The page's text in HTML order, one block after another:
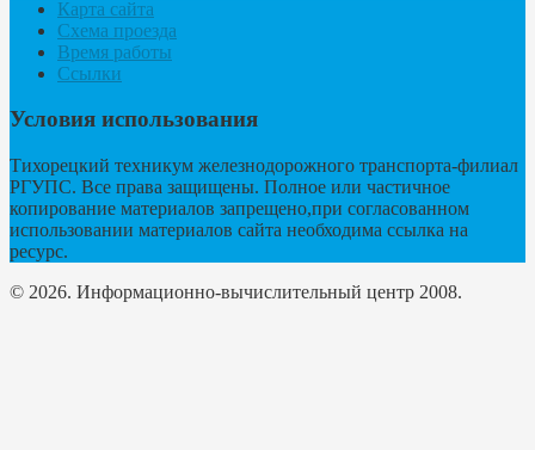
Карта сайта
Схема проезда
Время работы
Ссылки
Условия использования
Тихорецкий техникум железнодорожного транспорта-филиал
РГУПС. Все права защищены. Полное или частичное
копирование материалов запрещено,при согласованном
использовании материалов сайта необходима ссылка на
ресурс.
© 2026. Информационно-вычислительный центр 2008.